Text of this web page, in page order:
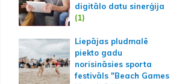
digitālo datu sinerģija
(1)
Liepājas pludmalē
piekto gadu
norisināsies sporta
festivāls "Beach Games